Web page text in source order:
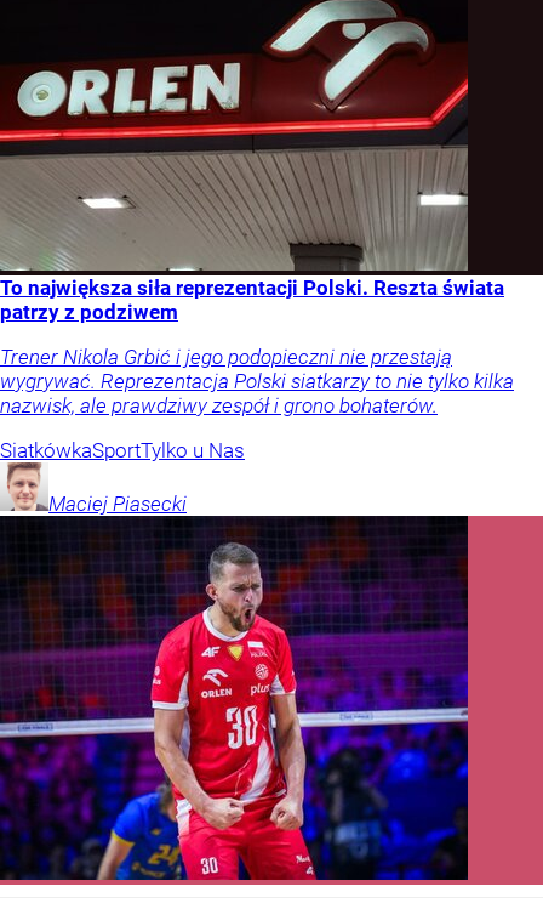
To największa siła reprezentacji Polski. Reszta świata
patrzy z podziwem
Trener Nikola Grbić i jego podopieczni nie przestają
wygrywać. Reprezentacja Polski siatkarzy to nie tylko kilka
nazwisk, ale prawdziwy zespół i grono bohaterów.
SiatkówkaSportTylko u Nas
Maciej Piasecki